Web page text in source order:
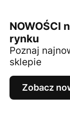
NOWOŚCI
rynku
Poznaj
sklepie
Zobacz